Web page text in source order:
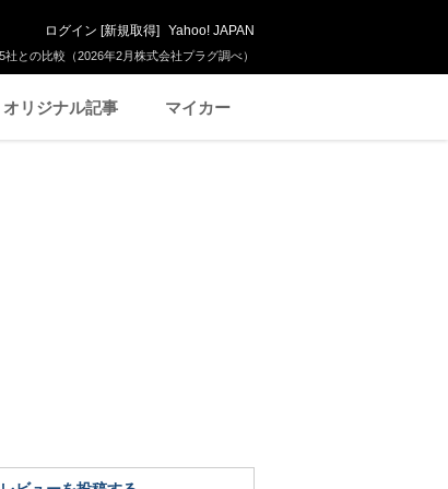
との比較（2026年2月株式会社プラグ調べ）
ログイン [新規取得] Yahoo! JAPAN
オリジナル記事 マイカー